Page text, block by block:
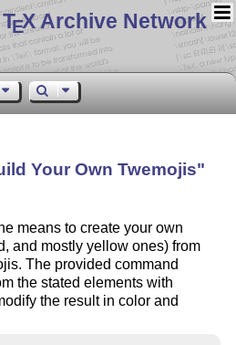
EX Archive Network
Your Own Twemojis
means to create your own
and mostly yellow ones) from
The provided command
the stated elements with
the result in color and